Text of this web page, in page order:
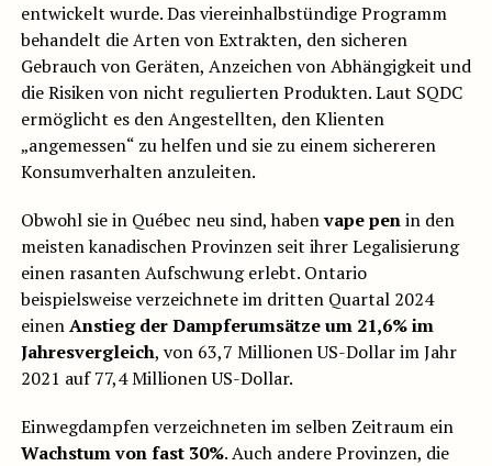
entwickelt wurde. Das viereinhalbstündige Programm
behandelt die Arten von Extrakten, den sicheren
Gebrauch von Geräten, Anzeichen von Abhängigkeit und
die Risiken von nicht regulierten Produkten. Laut SQDC
ermöglicht es den Angestellten, den Klienten
„angemessen“ zu helfen und sie zu einem sichereren
Konsumverhalten anzuleiten.
Obwohl sie in Québec neu sind, habenvape penin den
meisten kanadischen Provinzen seit ihrer Legalisierung
einen rasanten Aufschwung erlebt. Ontario
beispielsweise verzeichnete im dritten Quartal 2024
einenAnstieg der Dampferumsätze um 21,6% im
Jahresvergleich, von 63,7 Millionen US-Dollar im Jahr
2021 auf 77,4 Millionen US-Dollar.
Einwegdampfen verzeichneten im selben Zeitraum ein
Wachstum von fast 30%. Auch andere Provinzen, die